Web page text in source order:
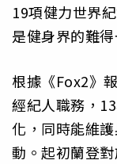
19項健力世界
是健身界的難
根據《Fox2》
經紀人職務，
化，同時能維
動。起初蘭登